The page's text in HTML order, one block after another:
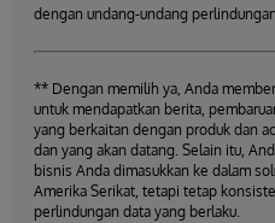
dengan undang-undang
** Dengan memilih ya, Anda
untuk mendapatkan berita,
yang berkaitan dengan produk dan
dan yang akan datang. Selain itu,
bisnis Anda dimasukkan ke dalam
Amerika Serikat, tetapi tetap
perlindungan data yang berlaku.